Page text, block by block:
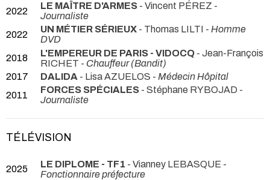
2022
LE MAÎTRE D'ARMES - Vincent PÉREZ -
Journaliste
2022
UN MÉTIER SÉRIEUX - Thomas LILTI - Homme
DVD
2018
L'EMPEREUR DE PARIS - VIDOCQ - Jean-François
RICHET - Chauffeur (Bandit)
2017
DALIDA - Lisa AZUELOS - Médecin Hôpital
2011
FORCES SPÉCIALES - Stéphane RYBOJAD -
Journaliste
TÉLÉVISION
2025 LE DIPLOME - TF1 - Vianney LEBASQUE -
Fonctionnaire préfecture